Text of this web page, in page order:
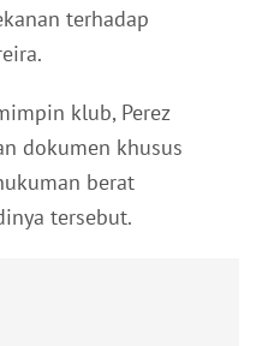
terhadap
klub, Perez
dokumen khusus
berat
tersebut.